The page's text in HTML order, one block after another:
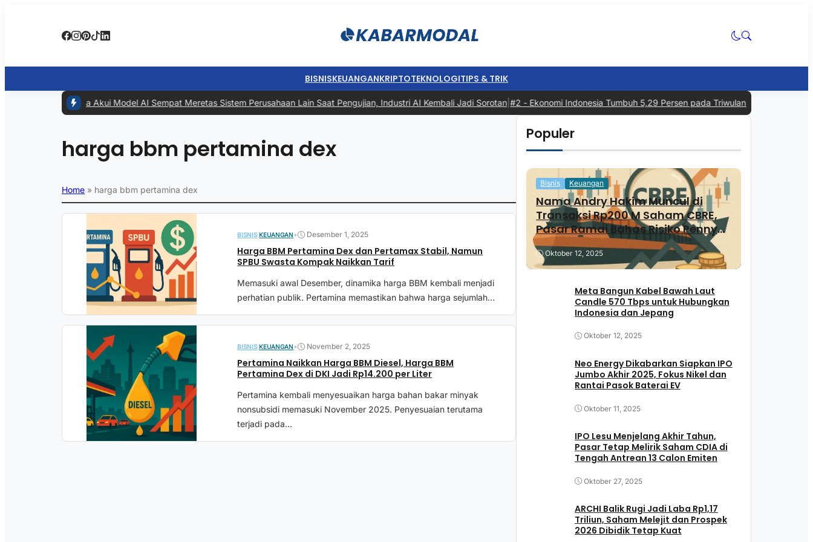
BISNISKEUANGANKRIPTOTEKNOLOGITIPS & TRIK
Meta Akui Model AI Sempat Meretas Sistem Perusahaan Lain Saat Pengujian, Industri AI Kembali Jadi Sorotan|#2 - Ekonomi Indonesia Tumbuh 5,29 Persen pada Triwulan II 2026, Tertinggi
harga bbm pertamina dex
Home » harga bbm pertamina dex
BISNIS |KEUANGAN• Desember 1, 2025
Harga BBM Pertamina Dex dan Pertamax Stabil, Namun
SPBU Swasta Kompak Naikkan Tarif
Memasuki awal Desember, dinamika harga BBM kembali menjadi
perhatian publik. Pertamina memastikan bahwa harga sejumlah...
BISNIS |KEUANGAN• November 2, 2025
Pertamina Naikkan Harga BBM Diesel, Harga BBM
Pertamina Dex di DKI Jadi Rp14.200 per Liter
Pertamina kembali menyesuaikan harga bahan bakar minyak
nonsubsidi memasuki November 2025. Penyesuaian terutama
terjadi pada...
Populer
Bisnis Keuangan
Nama Andry Hakim Muncul di
Transaksi Rp200 M Saham CBRE,
Pasar Ramai Bahas Risiko Penny
Stock
Oktober 12, 2025
Meta Bangun Kabel Bawah Laut
Candle 570 Tbps untuk Hubungkan
Indonesia dan Jepang
Oktober 12, 2025
Neo Energy Dikabarkan Siapkan IPO
Jumbo Akhir 2025, Fokus Nikel dan
Rantai Pasok Baterai EV
Oktober 11, 2025
IPO Lesu Menjelang Akhir Tahun,
Pasar Tetap Melirik Saham CDIA di
Tengah Antrean 13 Calon Emiten
Oktober 27, 2025
ARCHI Balik Rugi Jadi Laba Rp1,17
Triliun, Saham Melejit dan Prospek
2026 Dibidik Tetap Kuat